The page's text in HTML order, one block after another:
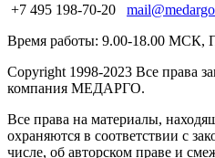
+7 495 198-70-20
Время работы: 9.00-18.00 МСК,
Copyright 1998-2023 Все права
компания МЕДАРГО.
Все права на материалы,
охраняются в соответствии с
числе, об авторском праве и